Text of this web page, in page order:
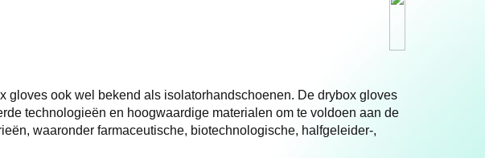
gloves ook wel bekend als isolatorhandschoenen. De drybox gloves
technologieën en hoogwaardige materialen om te voldoen aan de
waaronder farmaceutische, biotechnologische, halfgeleider-,